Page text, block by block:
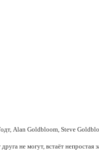
Alan Goldbloom, Steve
не могут, встаёт